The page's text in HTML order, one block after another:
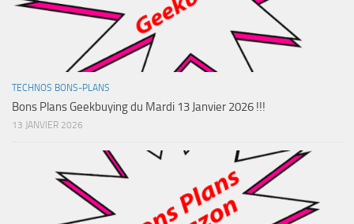
TECHNOS BONS-PLANS
Bons Plans Geekbuying du Mardi 13 Janvier 2026 !!!
13 JANVIER 2026